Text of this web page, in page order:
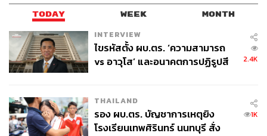
TODAY WEEK MONTH
INTERVIEW
ไขรหัสตั้ง ผบ.ตร. ‘ความสามารถ
vs อาวุโส’ และอนาคตการปฏิรูปสี
2.4K
THAILAND
รอง ผบ.ตร. บัญชาการเหตุยิง
โรงเรียนเทพศิรินทร์ นนทบุรี สั่ง
1K